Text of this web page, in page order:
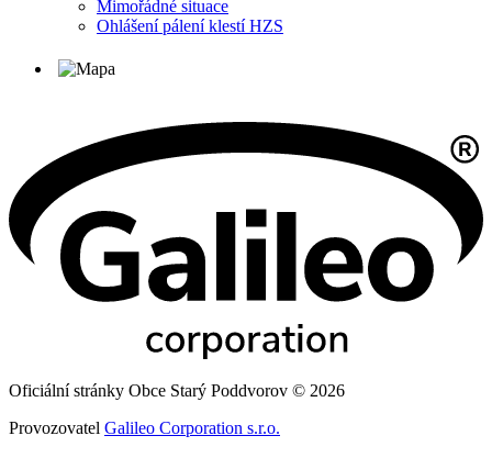
Mimořádné situace
Ohlášení pálení klestí HZS
Oficiální stránky Obce Starý Poddvorov © 2026
Provozovatel Galileo Corporation s.r.o.